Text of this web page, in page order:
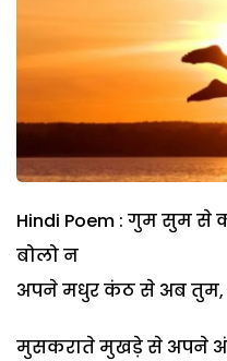
Hindi Poem : गुम सुम से
बोलो न
अपने मधुर कंठ से अब तुम,
मुसकराते मुखड़े से अपने